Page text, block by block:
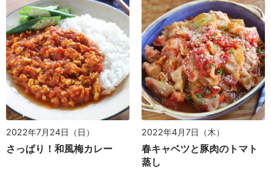
2022年7月24日（日）
さっぱり！和風梅カレー
2022年4月7日（木）
春キャベツと豚肉のトマト
蒸し